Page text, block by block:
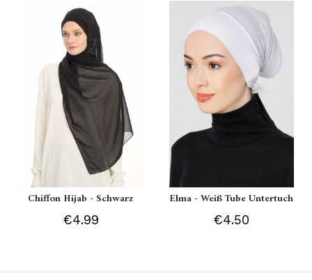
Chiffon Hijab - Schwarz
€4.99
Elma - Weiß Tube Untertuch
€4.50